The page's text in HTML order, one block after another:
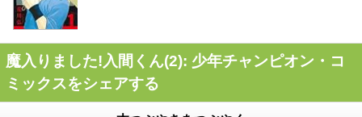
魔入りました!入間くん(2): 少年チャンピオン・コ
ミックスをシェアする